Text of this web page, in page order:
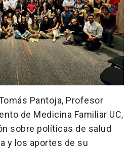
Pantoja, Profesor
de Medicina Familiar UC,
sobre políticas de salud
y los aportes de su